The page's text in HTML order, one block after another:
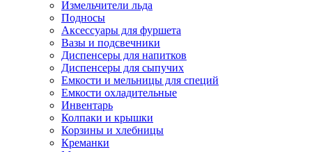
Измельчители льда
Подносы
Аксессуары для фуршета
Вазы и подсвечники
Диспенсеры для напитков
Диспенсеры для сыпучих
Емкости и мельницы для специй
Емкости охладительные
Инвентарь
Колпаки и крышки
Корзины и хлебницы
Креманки